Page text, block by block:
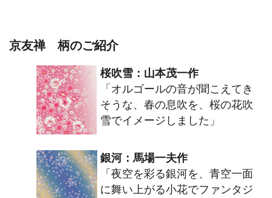
京友禅 柄のご紹介
桜吹雪：山本茂一作
「オルゴールの音が聞こえてき
そうな、春の息吹を、桜の花吹
雪でイメージしました」
銀河：馬場一夫作
「夜空を彩る銀河を、青空一面
に舞い上がる小花でファンタジ